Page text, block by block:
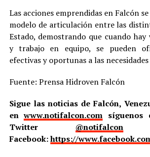
Las acciones emprendidas en Falcón
modelo de articulación entre las
Estado, demostrando que cuando
y trabajo en equipo, se pueden
efectivas y oportunas a las
Fuente: Prensa Hidroven Falcón
Sigue las noticias de Falcón,
enwww.notifalcon.com síguenos
Twitter @notifalcony
Facebook:https://